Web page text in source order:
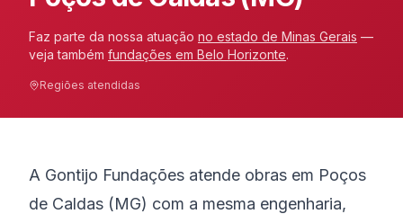
Faz parte da nossa atuação no estado de Minas Gerais —
veja também fundações em Belo Horizonte.
Regiões atendidas
A Gontijo Fundações atende obras em Poços
de Caldas (MG) com a mesma engenharia,